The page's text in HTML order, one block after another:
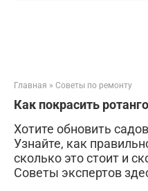
Главная » Советы по ремонту
Как покрасить
Хотите обновить
Узнайте, как
сколько это стоит и
Советы экспертов